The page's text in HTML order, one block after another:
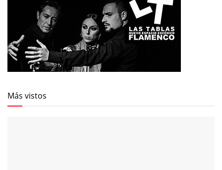
Más vistos